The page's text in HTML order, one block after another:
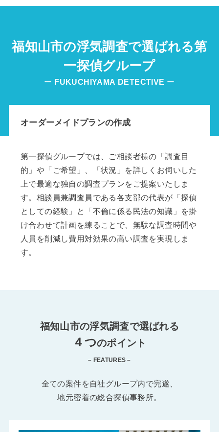
福知山市の浮気調査で選ばれる第
一探偵グループ
ー FUKUCHIYAMA DETECTIVE ー
オーダーメイドプランの作成
第一探偵グループでは、ご相談者様の「調査目
的」や「ご希望」、「状況」を詳しくお伺いした
上で最適な独自の調査プランをご提案いたしま
す。相談員兼調査員である各支部の代表が「探偵
としての経験」と「不倫に係る民法の知識」を掛
け合わせて計画を練ることで、無駄な調査時間や
人員を削減し費用対効果の高い調査を実現しま
す。
福知山市の浮気調査で選ばれる
４つのポイント
– FEATURES –
全ての案件を自社グループ内で完遂、
地元密着の総合探偵事務所。